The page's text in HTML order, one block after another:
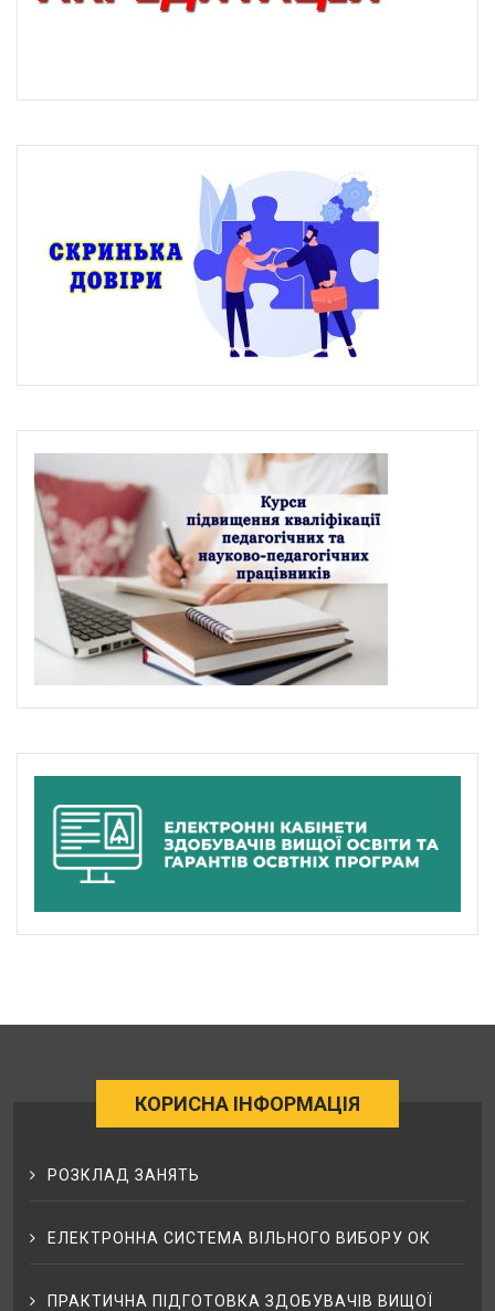
КОРИСНА ІНФОРМАЦІЯ
РОЗКЛАД ЗАНЯТЬ
ЕЛЕКТРОННА СИСТЕМА ВІЛЬНОГО ВИБОРУ ОК
ПРАКТИЧНА ПІДГОТОВКА ЗДОБУВАЧІВ ВИЩОЇ